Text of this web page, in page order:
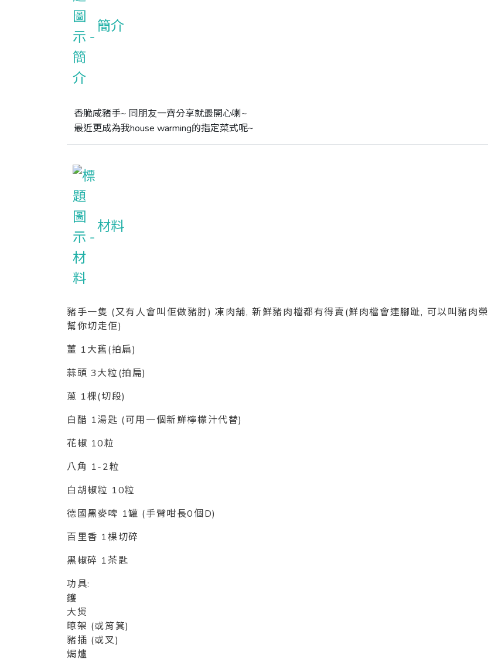
簡介
香脆咸豬手~ 同朋友一齊分享就最開心喇~
最近更成為我house warming的指定菜式呢~
材料
豬手一隻 (又有人會叫佢做豬肘) 凍肉舖, 新鮮豬肉檔都有得賣(鮮肉檔會連腳趾, 可以叫豬肉榮
幫你切走佢)
薑 1大舊(拍扁)
蒜頭 3大粒(拍扁)
蔥 1棵(切段)
白醋 1湯匙 (可用一個新鮮檸檬汁代替)
花椒 10粒
八角 1-2粒
白胡椒粒 10粒
德國黑麥啤 1罐 (手臂咁長0個D)
百里香 1棵切碎
黑椒碎 1茶匙
功具:
鑊
大煲
晾架 (或筲箕)
豬插 (或叉)
焗爐